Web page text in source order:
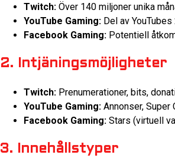
Twitch: Över 140 miljoner unika
YouTube Gaming: Del av
Facebook Gaming: Potentiell
2. Intjäningsmöjligheter
Twitch: Prenumerationer, bits,
YouTube Gaming: Annonser, Super
Facebook Gaming: Stars (virtuell
3. Innehållstyper